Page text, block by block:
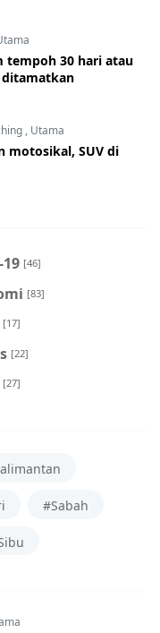
tempoh 30 hari atau
, Utama
motosikal, SUV di
[46]
[83]
[17]
[22]
[27]
#Sabah